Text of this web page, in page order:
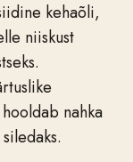
kehaõli,
niiskust
nahka